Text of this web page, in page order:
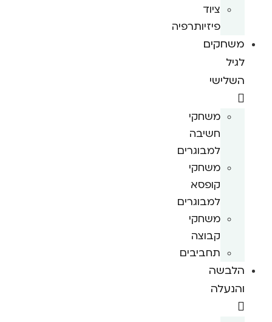
ציוד
פיזיותרפיה
משחקים
לגיל
השלישי
משחקי
חשיבה
למבוגרים
משחקי
קופסא
למבוגרים
משחקי
קבוצה
תחביבים
הלבשה
והנעלה